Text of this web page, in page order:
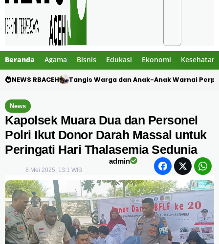
Beranda Agama Bisnis Edukasi Ekonomi Kesehatan
NEWS RBACEH Dua Pelajar Meninggal dalam Kecelakaan
News
Kapolsek Muara Dua dan Personel
Polri Ikut Donor Darah Massal untuk
Peringati Hari Thalasemia Sedunia
admin
8 Mei 2025, 13:1 WIB